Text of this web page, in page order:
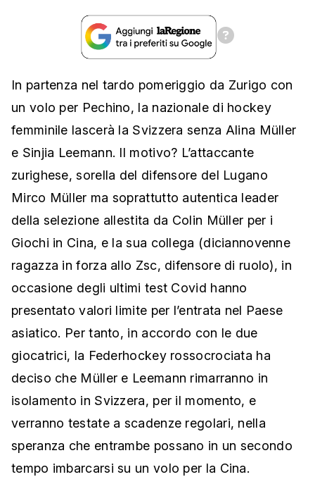
In partenza nel tardo pomeriggio da Zurigo con
un volo per Pechino, la nazionale di hockey
femminile lascerà la Svizzera senza Alina Müller
e Sinjia Leemann. Il motivo? L’attaccante
zurighese, sorella del difensore del Lugano
Mirco Müller ma soprattutto autentica leader
della selezione allestita da Colin Müller per i
Giochi in Cina, e la sua collega (diciannovenne
ragazza in forza allo Zsc, difensore di ruolo), in
occasione degli ultimi test Covid hanno
presentato valori limite per l’entrata nel Paese
asiatico. Per tanto, in accordo con le due
giocatrici, la Federhockey rossocrociata ha
deciso che Müller e Leemann rimarranno in
isolamento in Svizzera, per il momento, e
verranno testate a scadenze regolari, nella
speranza che entrambe possano in un secondo
tempo imbarcarsi su un volo per la Cina.